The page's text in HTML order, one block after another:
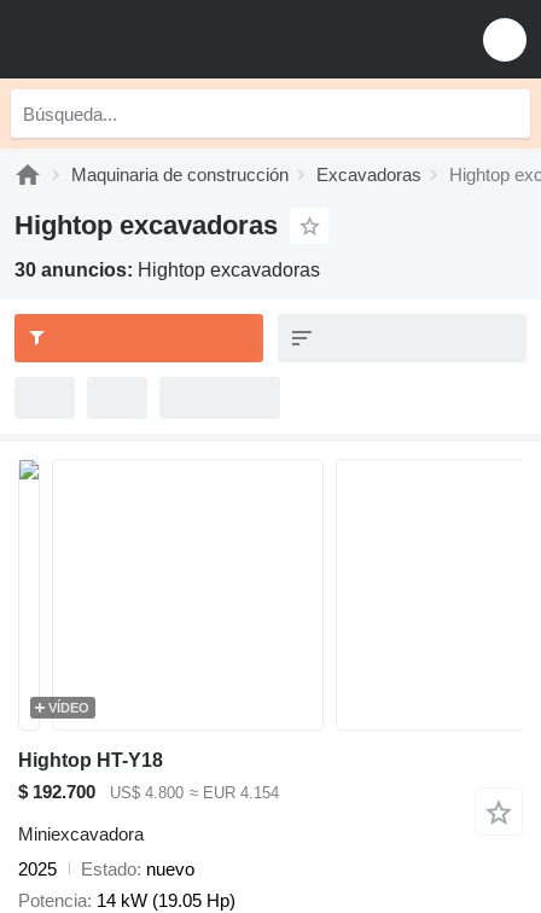
Maquinaria de construcción Excavadoras Hightop
Hightop excavadoras
30 anuncios: Hightop excavadoras
VÍDEO
Hightop HT-Y18
$ 192.700
US$ 4.800 ≈ EUR 4.154
Miniexcavadora
2025
Estado nuevo
Potencia 14 kW (19.05 Hp)